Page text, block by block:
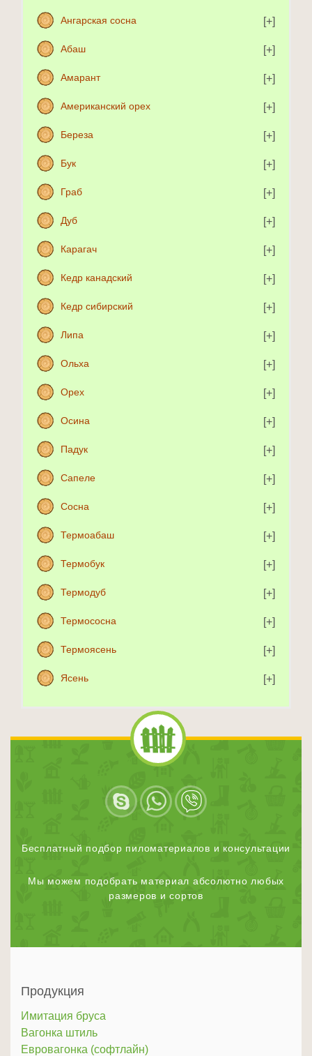
Ангарская сосна
Абаш
Амарант
Американский орех
Береза
Бук
Граб
Дуб
Карагач
Кедр канадский
Кедр сибирский
Липа
Ольха
Орех
Осина
Падук
Сапеле
Сосна
Термоабаш
Термобук
Термодуб
Термососна
Термоясень
Ясень
Бесплатный подбор пиломатериалов и консультации
Мы можем подобрать материал абсолютно любых
размеров и сортов
Продукция
Имитация бруса
Вагонка штиль
Евровагонка (софтлайн)